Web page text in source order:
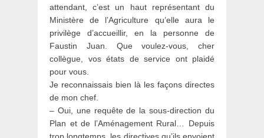
attendant, c’est un haut représentant du
Ministère de l’Agriculture qu’elle aura le
privilège d’accueillir, en la personne de
Faustin Juan. Que voulez-vous, cher
collègue, vos états de service ont plaidé
pour vous.
Je reconnaissais bien là les façons directes
de mon chef.
– Oui, une requête de la sous-direction du
Plan et de l’Aménagement Rural… Depuis
trop longtemps, les directives qu’ils envoient